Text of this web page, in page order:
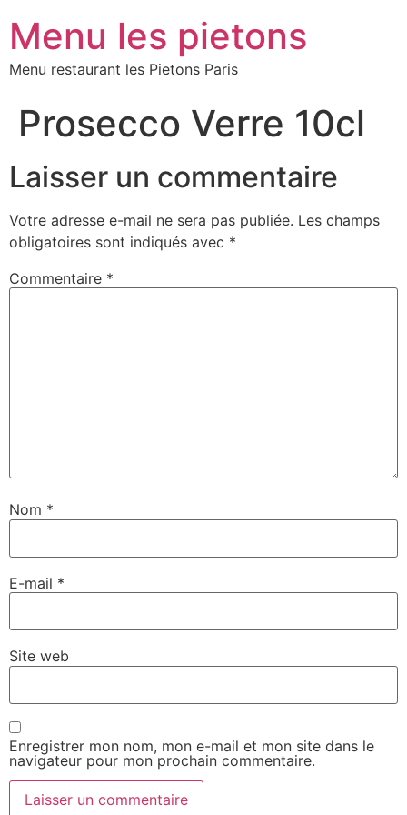
Menu les pietons
Menu restaurant les Pietons Paris
Prosecco Verre 10cl
Laisser un commentaire
Votre adresse e-mail ne sera pas publiée. Les champs
obligatoires sont indiqués avec *
Commentaire *
Nom *
E-mail *
Site web
Enregistrer mon nom, mon e-mail et mon site dans le
navigateur pour mon prochain commentaire.